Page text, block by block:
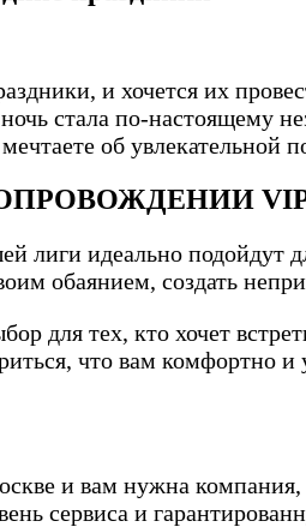
и хочется их
стала по-настоящему
об увлекательной
лиги идеально подойдут
обаянием, создать
для тех, кто хочет
что вам комфортно
и вам нужна
сервиса и